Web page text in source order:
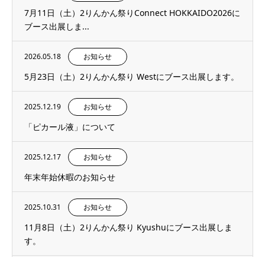
7月11日（土）2りんかん祭りConnect HOKKAIDO2026に
ブース出展しま...
2026.05.18 お知らせ
5月23日（土）2りんかん祭り Westにブース出展します。
2025.12.19 お知らせ
「ピカール液」について
2025.12.17 お知らせ
年末年始休暇のお知らせ
2025.10.31 お知らせ
11月8日（土）2りんかん祭り Kyushuにブース出展しま
す。